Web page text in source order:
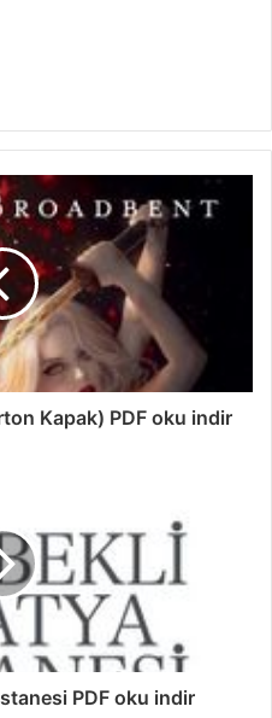
Kapak) PDF oku indir
PDF oku indir